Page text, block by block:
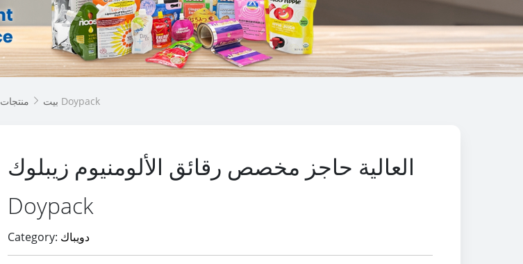
بيت  منتجات العالية حاجز مخصص رقائق الألومنيوم زيبلوك Doypack
العالية حاجز مخصص رقائق الألومنيوم زيبلوك
Doypack
Category: دويباك